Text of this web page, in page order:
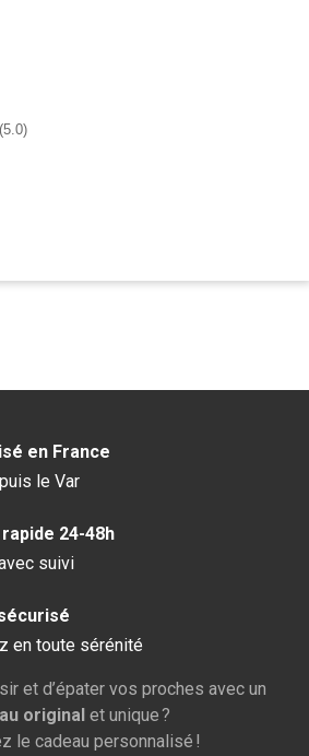
(5.0)
en France
le Var
24-48h
suivi
en toute sérénité
et d’épater vos proches avec un
original et unique ?
le cadeau personnalisé !